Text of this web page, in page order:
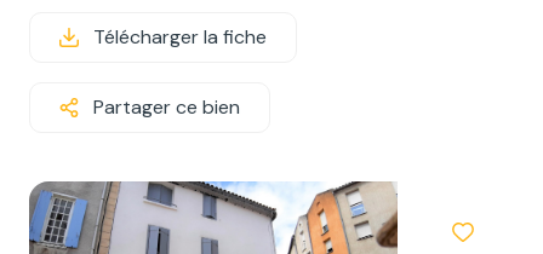
ALERTE
ÉQUIPE
NOS
Télécharger la fiche
Partager ce bien